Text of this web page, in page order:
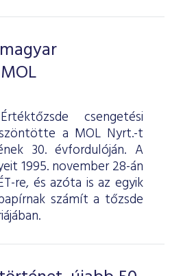
csengetési
a MOL Nyrt.-t
30. évfordulóján. A
1995. november 28-án
re, és azóta is az egyik
számít a tőzsde